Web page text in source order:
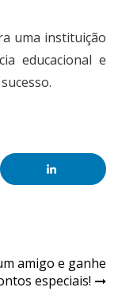
uma instituição
educacional e
amigo e ganhe
especiais!